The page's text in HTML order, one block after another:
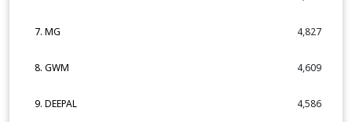
7. MG 4,827
8. GWM 4,609
9. DEEPAL 4,586